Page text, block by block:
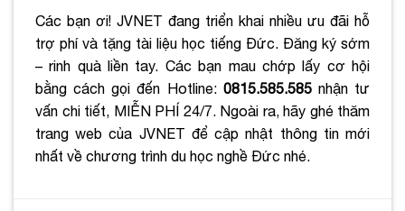
Các bạn ơi! JVNET đang triển khai nhiều ưu đãi hỗ
trợ phí và tặng tài liệu học tiếng Đức. Đăng ký sớm
– rinh quà liền tay. Các bạn mau chớp lấy cơ hội
bằng cách gọi đến Hotline: 0815.585.585nhận tư
vấn chi tiết, MIỄN PHÍ 24/7. Ngoài ra, hãy ghé thăm
trang web của JVNET để cập nhật thông tin mới
nhất về chương trình du học nghề Đức nhé.